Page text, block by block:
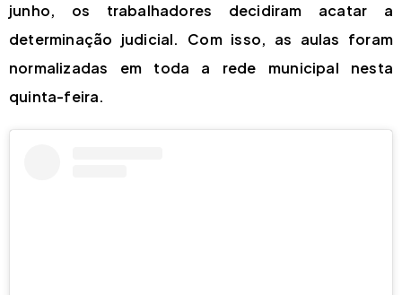
junho, os trabalhadores decidiram acatar a
determinação judicial. Com isso, as aulas foram
normalizadas em toda a rede municipal nesta
quinta-feira.